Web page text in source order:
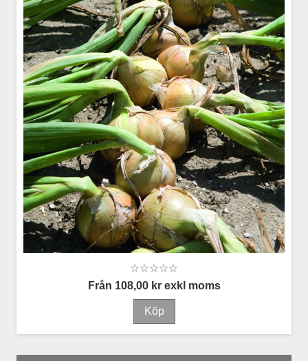
Från 108,00 kr exkl moms